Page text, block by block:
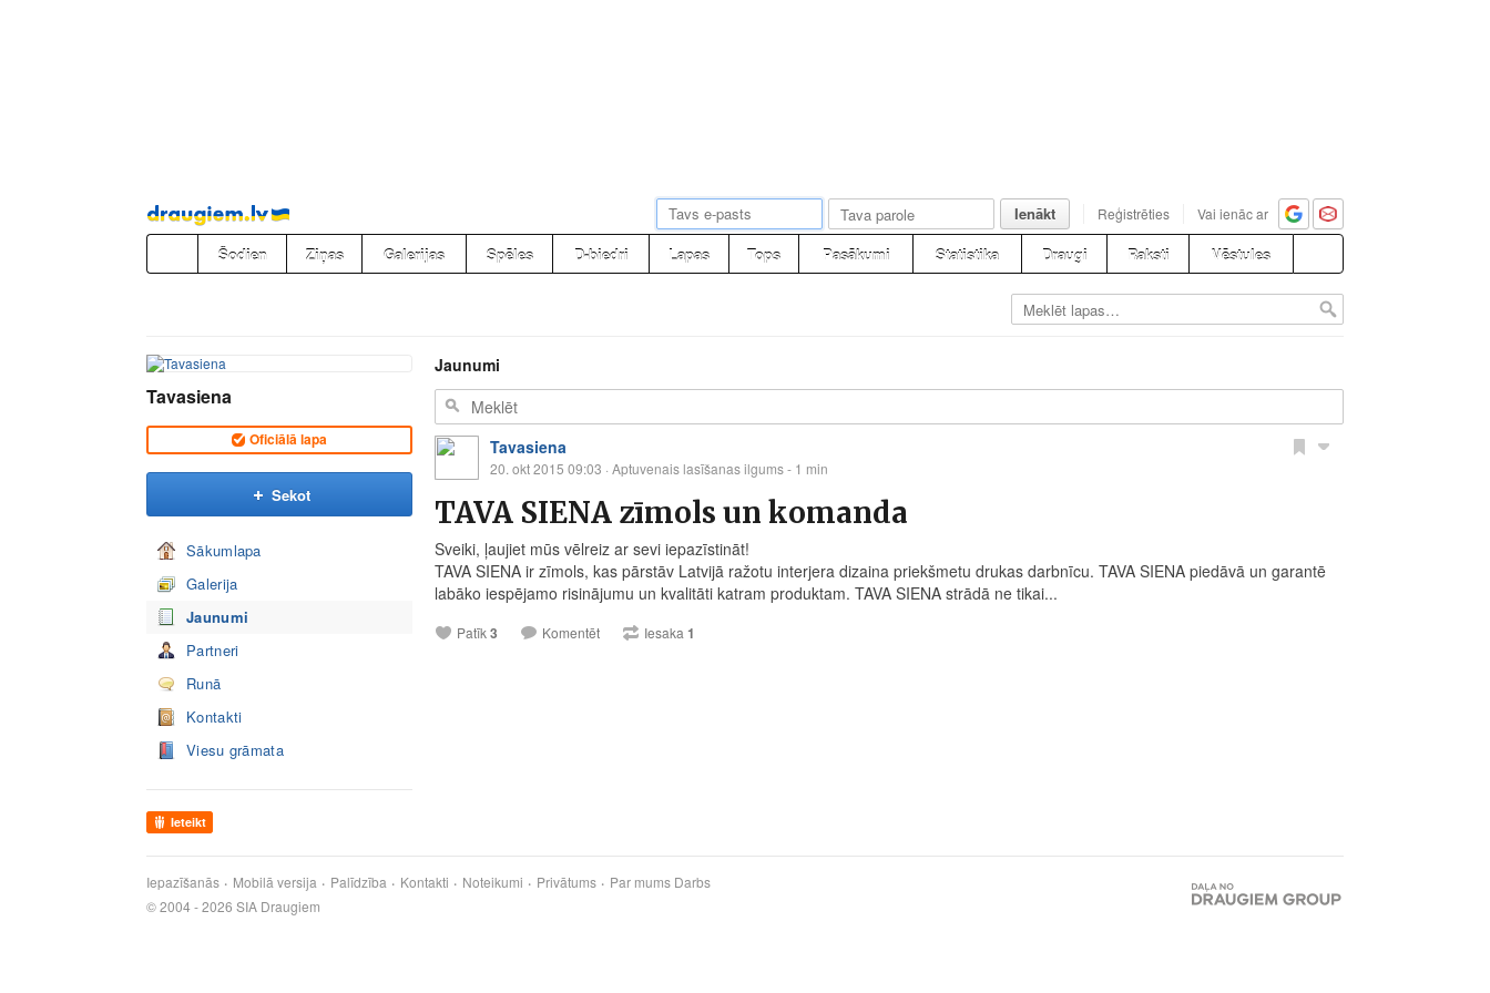
Pāriet
uz
saturu
Ienākt Reģistrēties Vai ienāc ar
Šodien Ziņas Galerijas Spēles D-biedri Lapas Tops Pasākumi Statistika Draugi Raksti Vēstules
Tavasiena
Oficiālā lapa
Sekot
Sākumlapa
Galerija
Jaunumi
Partneri
Runā
Kontakti
Viesu grāmata
Ieteikt
Jaunumi
Tavasiena
20. okt 2015 09:03 · Aptuvenais lasīšanas ilgums - 1 min
TAVA SIENA zīmols un komanda
Sveiki, ļaujiet mūs vēlreiz ar sevi iepazīstināt!
TAVA SIENA ir zīmols, kas pārstāv Latvijā ražotu interjera dizaina priekšmetu drukas darbnīcu. TAVA SIENA piedāvā un garantē
labāko iespējamo risinājumu un kvalitāti katram produktam. TAVA SIENA strādā ne tikai...
Patīk3 Komentēt Iesaka 1
Iepazīšanās Mobilā versija Palīdzība Kontakti Noteikumi Privātums Par mums Darbs
© 2004 - 2026 SIA Draugiem